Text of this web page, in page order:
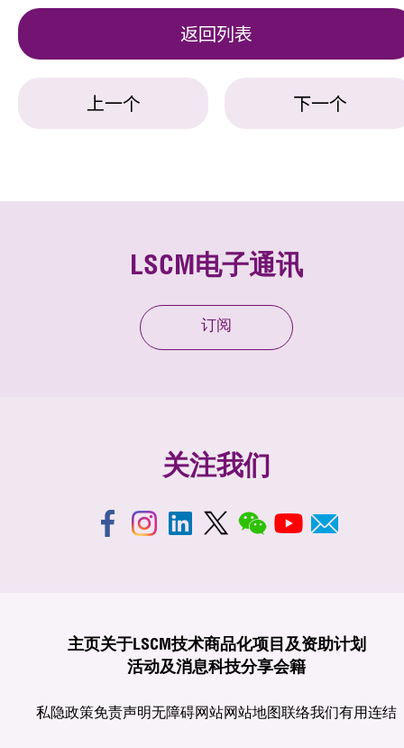
返回列表
上一个 下一个
LSCM电子通讯
订阅
关注我们
主页关于LSCM技术商品化项目及资助计划
活动及消息科技分享会籍
私隐政策免责声明无障碍网站网站地图联络我们有用连结